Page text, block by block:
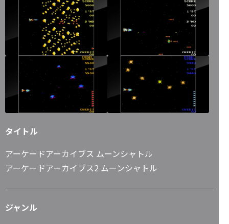
タイトル
アーケードアーカイブス ムーンシャトル
アーケードアーカイブス2 ムーンシャトル
ジャンル